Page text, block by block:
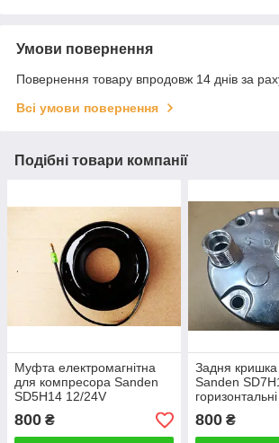
Умови повернення
Повернення товару впродовж 14 днів за
Всі умови повернення
Подібні товари компанії
Муфта електромагнітна
для компресора Sanden
SD5H14 12/24V
800 ₴
Задня
Sanden
Ring
800₴